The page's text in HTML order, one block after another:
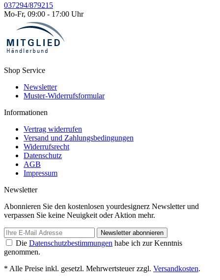
037294/879215
Mo-Fr, 09:00 - 17:00 Uhr
Shop Service
Newsletter
Muster-Widerrufsformular
Informationen
Vertrag widerrufen
Versand und Zahlungsbedingungen
Widerrufsrecht
Datenschutz
AGB
Impressum
Newsletter
Abonnieren Sie den kostenlosen yourdesignerz Newsletter und
verpassen Sie keine Neuigkeit oder Aktion mehr.
Newsletter abonnieren
Die Datenschutzbestimmungen habe ich zur Kenntnis
genommen.
* Alle Preise inkl. gesetzl. Mehrwertsteuer zzgl. Versandkosten.